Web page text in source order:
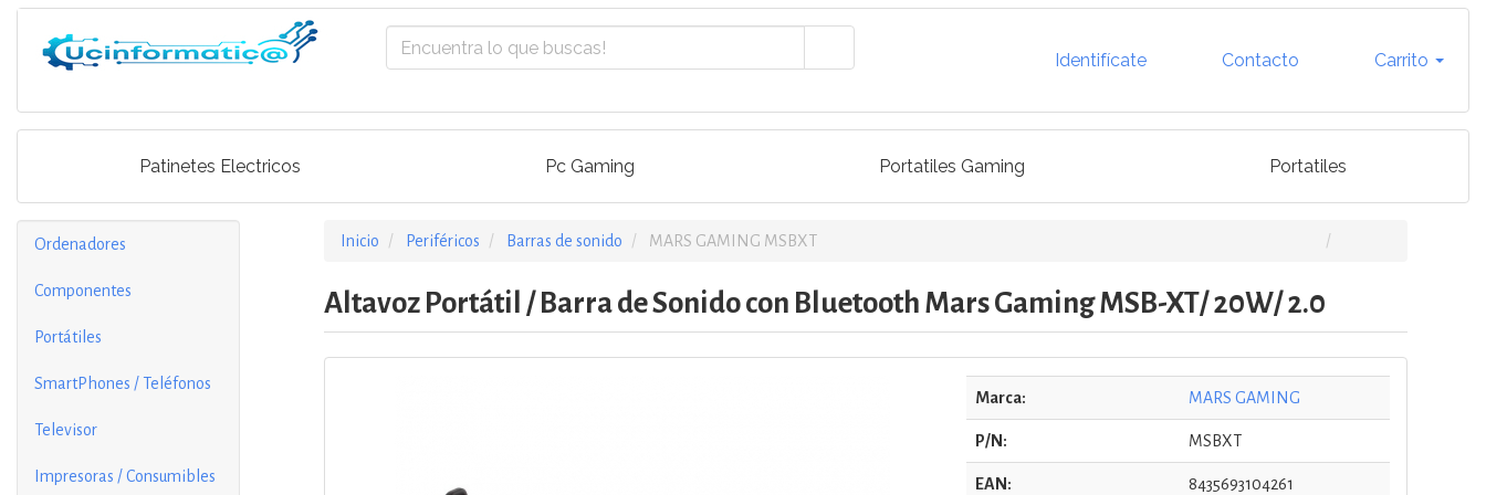
Identifícate Contacto Carrito
Patinetes Electricos Pc Gaming Portatiles Gaming Portatiles
Ordenadores
Componentes
Portátiles
SmartPhones / Teléfonos
Televisor
Impresoras / Consumibles
Inicio Periféricos Barras de sonido MARS GAMING MSBXT
Altavoz Portátil / Barra de Sonido con Bluetooth Mars Gaming MSB-XT/ 20W/ 2.0
Marca: MARS GAMING
P/N: MSBXT
EAN: 8435693104261